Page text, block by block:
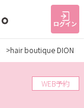
ログイン
hair boutique DION
WEB予約